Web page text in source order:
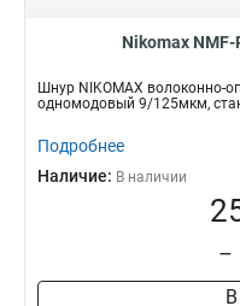
Nikomax NMF-
Шнур NIKOMAX волоконно-
одномодовый 9/125мкм,
Подробнее
Наличие: В наличии
–